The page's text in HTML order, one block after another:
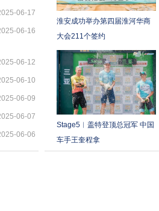
06-17
06-16
06-12
06-10
06-09
06-07
06-06
淮安成功举办第四届淮河华商
大会211个签约
Stage5︱盖特登顶总冠军 中国
车手王奎程拿